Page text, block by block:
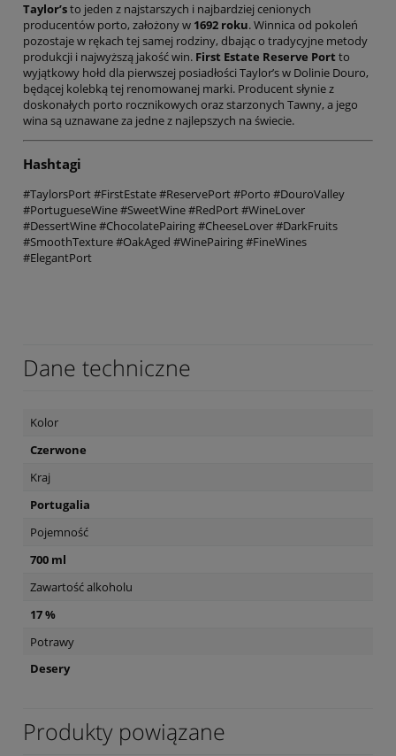
Taylor’sto jeden z najstarszych i najbardziej cenionych
producentów porto, założony w 1692 roku. Winnica od pokoleń
pozostaje w rękach tej samej rodziny, dbając o tradycyjne metody
produkcji i najwyższą jakość win. First Estate Reserve Port to
wyjątkowy hołd dla pierwszej posiadłości Taylor’s w Dolinie Douro,
będącej kolebką tej renomowanej marki. Producent słynie z
doskonałych porto rocznikowych oraz starzonych Tawny, a jego
wina są uznawane za jedne z najlepszych na świecie.
Hashtagi
#TaylorsPort #FirstEstate #ReservePort #Porto #DouroValley
#PortugueseWine #SweetWine #RedPort #WineLover
#DessertWine #ChocolatePairing #CheeseLover #DarkFruits
#SmoothTexture #OakAged #WinePairing #FineWines
#ElegantPort
Dane techniczne
Kolor
Czerwone
Kraj
Portugalia
Pojemność
700 ml
Zawartość alkoholu
17 %
Potrawy
Desery
Produkty powiązane